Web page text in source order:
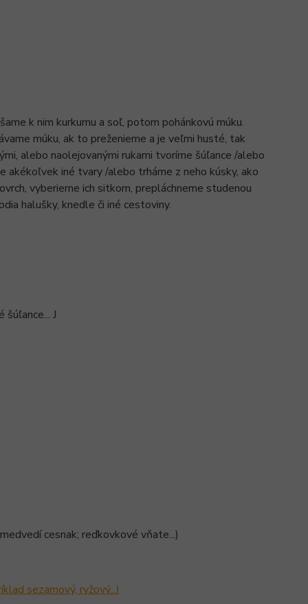
k nim kurkumu a soľ, potom pohánkovú múku.
múku, ak to preženieme a je veľmi husté, tak
alebo naolejovanými rukami tvoríme šúľance /alebo
akékoľvek iné tvary /alebo trháme z neho kúsky, ako
vyberieme ich sitkom, prepláchneme studenou
halušky, knedle či iné cestoviny.
J
cesnak; reďkovkové vňate...)
sezamový, ryžový...)